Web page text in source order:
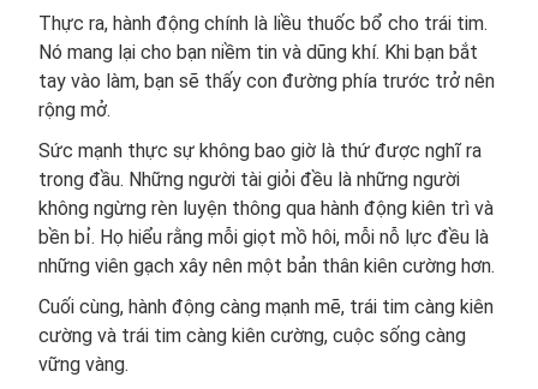
Thực ra, hành động chính là liều thuốc bổ cho trái tim.
Nó mang lại cho bạn niềm tin và dũng khí. Khi bạn bắt
tay vào làm, bạn sẽ thấy con đường phía trước trở nên
rộng mở.
Sức mạnh thực sự không bao giờ là thứ được nghĩ ra
trong đầu. Những người tài giỏi đều là những người
không ngừng rèn luyện thông qua hành động kiên trì và
bền bỉ. Họ hiểu rằng mỗi giọt mồ hôi, mỗi nỗ lực đều là
những viên gạch xây nên một bản thân kiên cường hơn.
Cuối cùng, hành động càng mạnh mẽ, trái tim càng kiên
cường và trái tim càng kiên cường, cuộc sống càng
vững vàng.